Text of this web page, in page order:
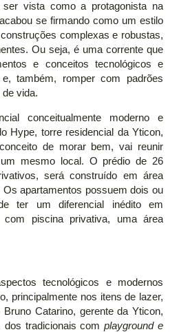
vista como a protagonista na
se firmando como um estilo
complexas e robustas,
Ou seja, é uma corrente que
e conceitos tecnológicos e
também, romper com padrões
vida.
conceitualmente moderno e
Hype, torre residencial da Yticon,
de morar bem, vai reunir
mesmo local. O prédio de 26
será construído em área
apartamentos possuem dois ou
ter um diferencial inédito em
com piscina privativa, uma área
tecnológicos e modernos
principalmente nos itens de lazer,
Catarino, gerente da Yticon,
dos tradicionais complayground e